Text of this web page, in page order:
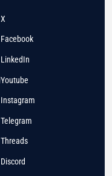
X
Facebook
LinkedIn
Youtube
Instagram
Telegram
Threads
Discord